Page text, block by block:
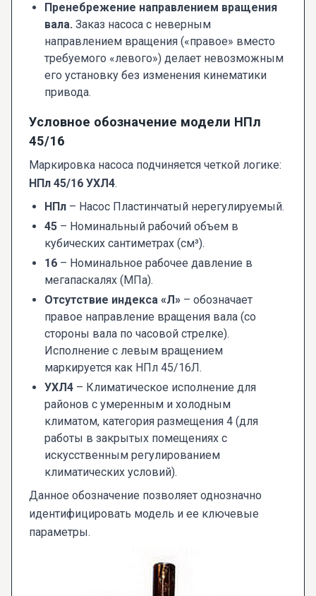
Пренебрежение направлением вращения
вала. Заказ насоса с неверным
направлением вращения («правое» вместо
требуемого «левого») делает невозможным
его установку без изменения кинематики
привода.
Условное обозначение модели НПл
45/16
Маркировка насоса подчиняется четкой логике:
НПл 45/16 УХЛ4.
НПл – Насос Пластинчатый нерегулируемый.
45 – Номинальный рабочий объем в
кубических сантиметрах (см³).
16 – Номинальное рабочее давление в
мегапаскалях (МПа).
Отсутствие индекса «Л» – обозначает
правое направление вращения вала (со
стороны вала по часовой стрелке).
Исполнение с левым вращением
маркируется как НПл 45/16Л.
УХЛ4 – Климатическое исполнение для
районов с умеренным и холодным
климатом, категория размещения 4 (для
работы в закрытых помещениях с
искусственным регулированием
климатических условий).
Данное обозначение позволяет однозначно
идентифицировать модель и ее ключевые
параметры.